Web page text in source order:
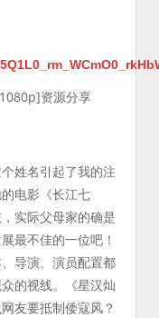
资源分享
姓名引起了我的注
电影《长江七
实际父母家的确是
最不佳的一位吧！
导演、演员配置都
的视线。《星汉灿
友要抵制倭寇风？